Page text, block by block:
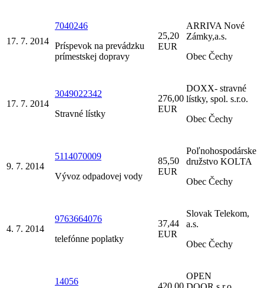
17. 7. 2014
7040246
Príspevok na prevádzku
prímestskej dopravy
25,20
EUR
ARRIVA Nové
Zámky,a.s.
Obec Čechy
17. 7. 2014
3049022342
Stravné lístky
276,00
EUR
DOXX- stravné
lístky, spol. s.r.o.
Obec Čechy
9. 7. 2014
5114070009
Vývoz odpadovej vody
85,50
EUR
Poľnohospodárske
družstvo KOLTA
Obec Čechy
4. 7. 2014
9763664076
telefónne poplatky
37,44
EUR
Slovak Telekom,
a.s.
Obec Čechy
14056 420,00
OPEN